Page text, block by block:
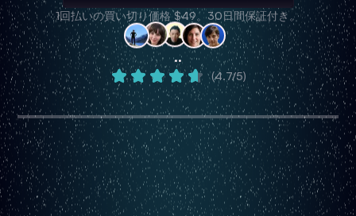
1回払いの買い切り価格 $49。30日間保証付き。
..
(4.7/5)